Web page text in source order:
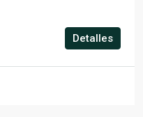
Detalles